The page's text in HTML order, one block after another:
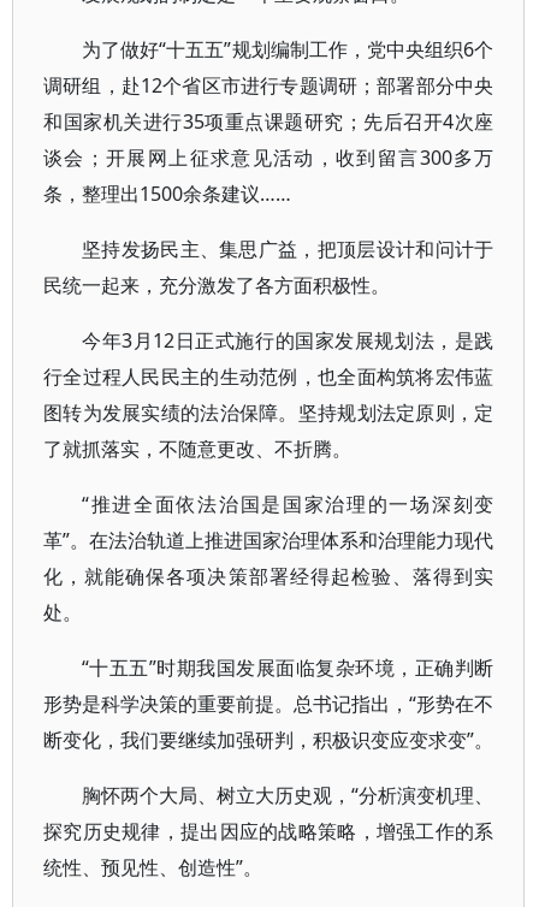
为了做好“十五五”规划编制工作，党中央组织6个
调研组，赴12个省区市进行专题调研；部署部分中央
和国家机关进行35项重点课题研究；先后召开4次座
谈会；开展网上征求意见活动，收到留言300多万
条，整理出1500余条建议……
坚持发扬民主、集思广益，把顶层设计和问计于
民统一起来，充分激发了各方面积极性。
今年3月12日正式施行的国家发展规划法，是践
行全过程人民民主的生动范例，也全面构筑将宏伟蓝
图转为发展实绩的法治保障。坚持规划法定原则，定
了就抓落实，不随意更改、不折腾。
“推进全面依法治国是国家治理的一场深刻变
革”。在法治轨道上推进国家治理体系和治理能力现代
化，就能确保各项决策部署经得起检验、落得到实
处。
“十五五”时期我国发展面临复杂环境，正确判断
形势是科学决策的重要前提。总书记指出，“形势在不
断变化，我们要继续加强研判，积极识变应变求变”。
胸怀两个大局、树立大历史观，“分析演变机理、
探究历史规律，提出因应的战略策略，增强工作的系
统性、预见性、创造性”。